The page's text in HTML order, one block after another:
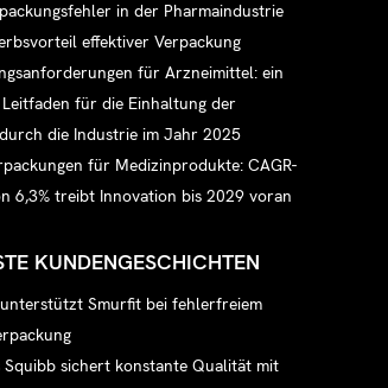
in der Pharmaindustrie
effektiver Verpackung
für Arzneimittel: ein
für die Einhaltung der
die Industrie im Jahr 2025
für Medizinprodukte: CAGR-
6,3% treibt Innovation bis 2029 voran
KUNDENGESCHICHTEN
Smurfit bei fehlerfreiem
Squibb sichert konstante Qualität mit